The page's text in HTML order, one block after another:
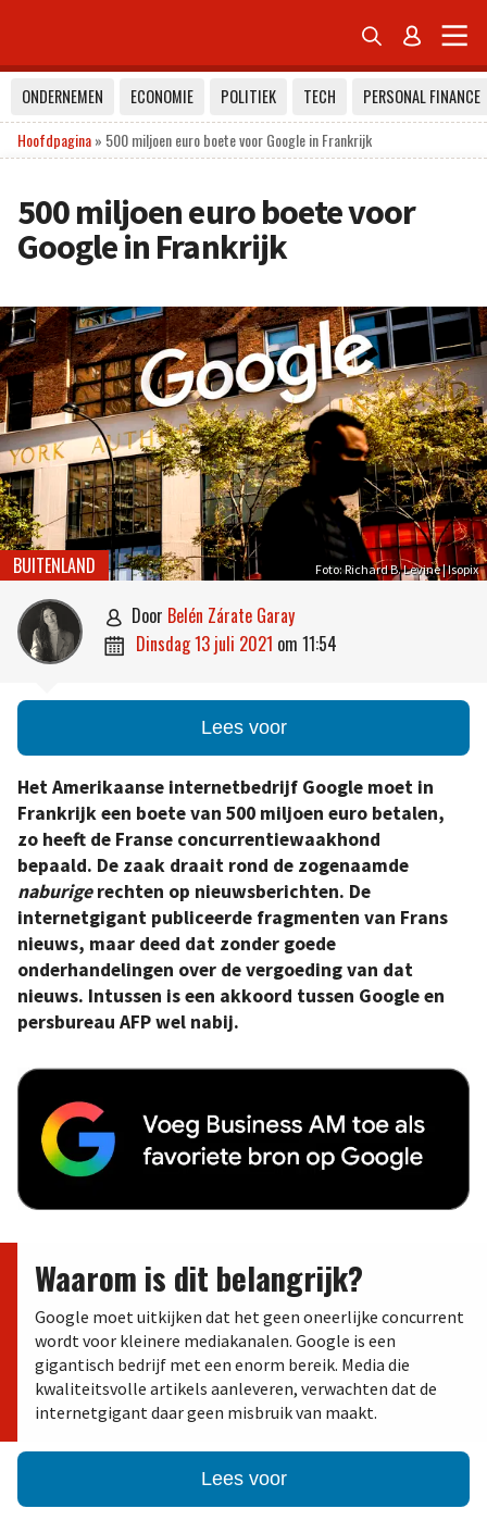
 
ONDERNEMEN ECONOMIE POLITIEK TECH
PERSONAL FINANCE
Hoofdpagina» 500 miljoen euro boete voor Google in Frankrijk
500 miljoen euro boete voor
Google in Frankrijk
Foto: Richard B. Levine | Isopix
BUITENLAND
 door Belén Zárate Garay
 dinsdag 13 juli 2021 om 11:54
Lees voor
Het Amerikaanse internetbedrijf Google moet in
Frankrijk een boete van 500 miljoen euro betalen,
zo heeft de Franse concurrentiewaakhond
bepaald. De zaak draait rond de zogenaamde
naburigerechten op nieuwsberichten. De
internetgigant publiceerde fragmenten van Frans
nieuws, maar deed dat zonder goede
onderhandelingen over de vergoeding van dat
nieuws. Intussen is een akkoord tussen Google en
persbureau AFP wel nabij.
Waarom is dit belangrijk?
Google moet uitkijken dat het geen oneerlijke concurrent
wordt voor kleinere mediakanalen. Google is een
gigantisch bedrijf met een enorm bereik. Media die
kwaliteitsvolle artikels aanleveren, verwachten dat de
internetgigant daar geen misbruik van maakt.
Lees voor